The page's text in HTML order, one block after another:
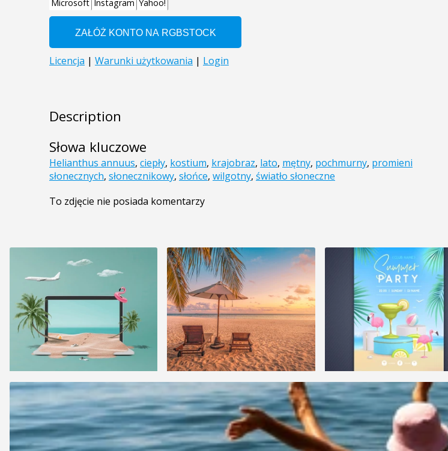
Description
Słowa kluczowe
Helianthus annuus, ciepły, kostium, krajobraz, lato, mętny, pochmurny, promieni
słonecznych, słonecznikowy, słońce, wilgotny, światło słoneczne
To zdjęcie nie posiada komentarzy